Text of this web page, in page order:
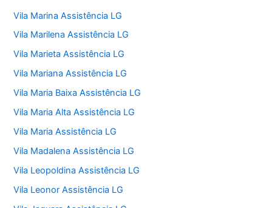
Vila Marina Assistência LG
Vila Marilena Assistência LG
Vila Marieta Assistência LG
Vila Mariana Assistência LG
Vila Maria Baixa Assistência LG
Vila Maria Alta Assistência LG
Vila Maria Assistência LG
Vila Madalena Assistência LG
Vila Leopoldina Assistência LG
Vila Leonor Assistência LG